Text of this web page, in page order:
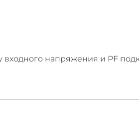
напряжения и PF